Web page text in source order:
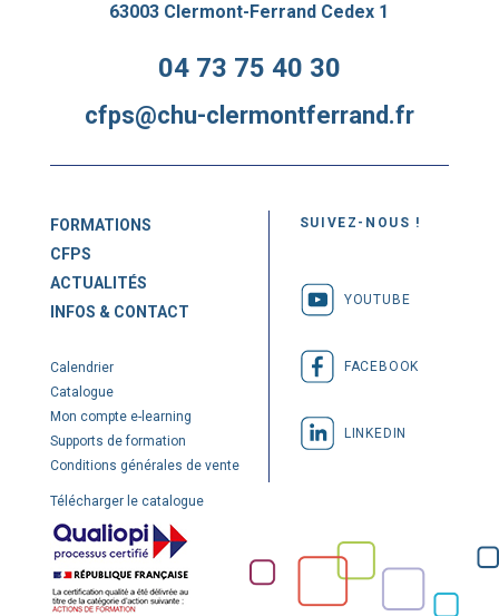
63003 Clermont-Ferrand Cedex 1
04 73 75 40 30
cfps@chu-clermontferrand.fr
FORMATIONS
CFPS
ACTUALITÉS
INFOS & CONTACT
Calendrier
Catalogue
Mon compte e-learning
Supports de formation
Conditions générales de vente
Télécharger le catalogue
SUIVEZ-NOUS !
YOUTUBE
FACEBOOK
LINKEDIN